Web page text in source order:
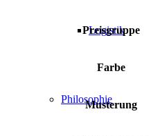
Logistik
Philosophie
Preisgruppe
Farbe
Musterung